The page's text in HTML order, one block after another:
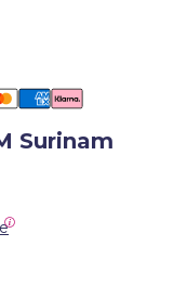
Surinam